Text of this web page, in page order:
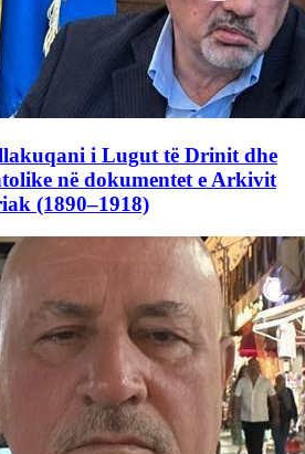
i Lugut të Drinit dhe
në dokumentet e Arkivit
(1890–1918)